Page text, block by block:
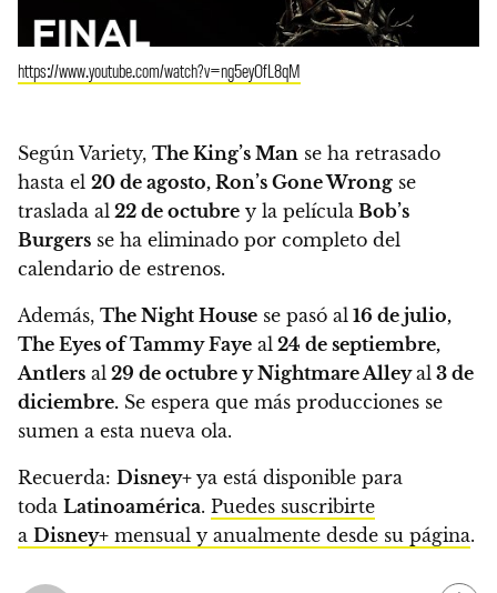
https://www.youtube.com/watch?v=ng5eyOfL8qM
Según Variety, The King’s Man se ha retrasado
hasta el 20 de agosto, Ron’s Gone Wrong se
traslada al 22 de octubre y la película Bob’s
Burgers se ha eliminado por completo del
calendario de estrenos.
Además, The Night House se pasó al 16 de julio,
The Eyes of Tammy Faye al 24 de septiembre,
Antlers al 29 de octubre y Nightmare Alleyal 3 de
diciembre. Se espera que más producciones se
sumen a esta nueva ola.
Recuerda: Disney+ ya está disponible para
toda Latinoamérica. Puedes suscribirte
a Disney+ mensual y anualmente desde su página.